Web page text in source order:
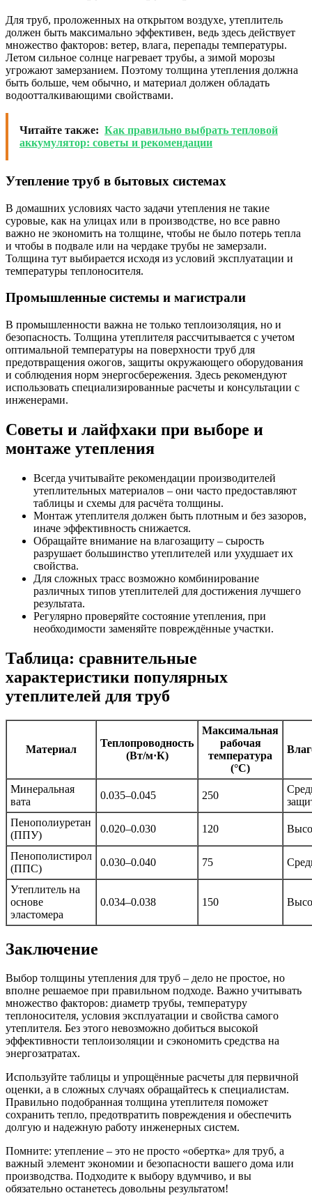
Для труб, проложенных на открытом воздухе, утеплитель
должен быть максимально эффективен, ведь здесь действует
множество факторов: ветер, влага, перепады температуры.
Летом сильное солнце нагревает трубы, а зимой морозы
угрожают замерзанием. Поэтому толщина утепления должна
быть больше, чем обычно, и материал должен обладать
водоотталкивающими свойствами.
Читайте также: Как правильно выбрать тепловой
аккумулятор: советы и рекомендации
Утепление труб в бытовых системах
В домашних условиях часто задачи утепления не такие
суровые, как на улицах или в производстве, но все равно
важно не экономить на толщине, чтобы не было потерь тепла
и чтобы в подвале или на чердаке трубы не замерзали.
Толщина тут выбирается исходя из условий эксплуатации и
температуры теплоносителя.
Промышленные системы и магистрали
В промышленности важна не только теплоизоляция, но и
безопасность. Толщина утеплителя рассчитывается с учетом
оптимальной температуры на поверхности труб для
предотвращения ожогов, защиты окружающего оборудования
и соблюдения норм энергосбережения. Здесь рекомендуют
использовать специализированные расчеты и консультации с
инженерами.
Советы и лайфхаки при выборе и
монтаже утепления
Всегда учитывайте рекомендации производителей
утеплительных материалов – они часто предоставляют
таблицы и схемы для расчёта толщины.
Монтаж утеплителя должен быть плотным и без зазоров,
иначе эффективность снижается.
Обращайте внимание на влагозащиту – сырость
разрушает большинство утеплителей или ухудшает их
свойства.
Для сложных трасс возможно комбинирование
различных типов утеплителей для достижения лучшего
результата.
Регулярно проверяйте состояние утепления, при
необходимости заменяйте повреждённые участки.
Таблица: сравнительные
характеристики популярных
утеплителей для труб
Материал
Теплопроводность
(Вт/м·К)
Максимальная
рабочая
температура
(°C)
Минеральная
вата
0.035–0.045 250
Пенополиуретан
(ППУ)
0.020–0.030 120
Пенополистирол
(ППС)
0.030–0.040 75
Утеплитель на
основе
эластомера
0.034–0.038 150
Заключение
Выбор толщины утепления для труб – дело не простое, но
вполне решаемое при правильном подходе. Важно учитывать
множество факторов: диаметр трубы, температуру
теплоносителя, условия эксплуатации и свойства самого
утеплителя. Без этого невозможно добиться высокой
эффективности теплоизоляции и сэкономить средства на
энергозатратах.
Используйте таблицы и упрощённые расчеты для первичной
оценки, а в сложных случаях обращайтесь к специалистам.
Правильно подобранная толщина утеплителя поможет
сохранить тепло, предотвратить повреждения и обеспечить
долгую и надежную работу инженерных систем.
Помните: утепление – это не просто «обертка» для труб, а
важный элемент экономии и безопасности вашего дома или
производства. Подходите к выбору вдумчиво, и вы
обязательно останетесь довольны результатом!